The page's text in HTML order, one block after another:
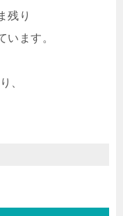
残り
います。
、